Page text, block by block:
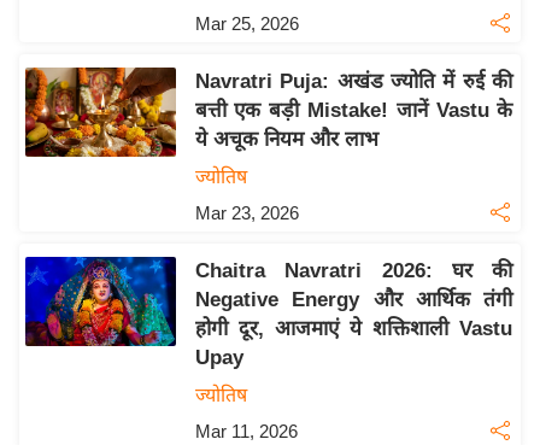
क्रा
इ
म
ई
प
र
मि
Mar 25, 2026
Navratri Puja: अखंड ज्योति में रुई की
बत्ती एक बड़ी Mistake! जानें Vastu के
ये अचूक नियम और लाभ
ज्योतिष
Mar 23, 2026
Chaitra Navratri 2026: घर की
Negative Energy और आर्थिक तंगी
होगी दूर, आजमाएं ये शक्तिशाली Vastu
Upay
ज्योतिष
Mar 11, 2026